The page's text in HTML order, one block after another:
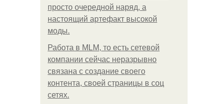
просто очередной наряд, а
настоящий артефакт высокой
моды.
Работа в MLM, то есть сетевой
компании сейчас неразрывно
связана с создание своего
контента, своей страницы в соц
сетях.